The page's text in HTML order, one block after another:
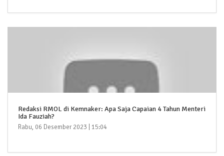
Redaksi RMOL di Kemnaker: Apa Saja Capaian 4 Tahun Menteri
Ida Fauziah?
Rabu, 06 Desember 2023 | 15:04